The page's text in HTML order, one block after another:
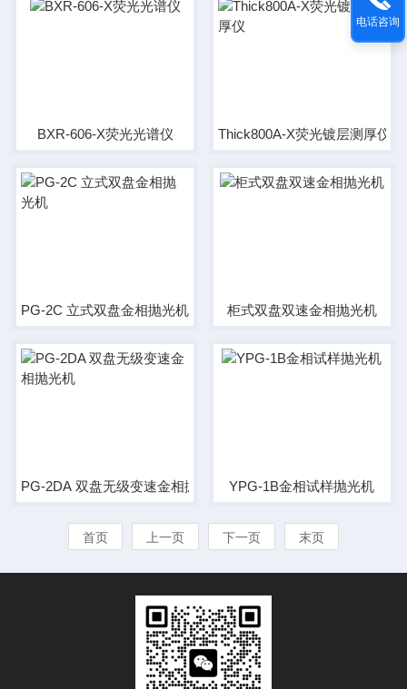
BXR-606-X荧光光谱仪 Thick800A-X荧光镀层测厚仪
PG-2C 立式双盘金相抛光机 柜式双盘双速金相抛光机
PG-2DA 双盘无级变速金相抛光机 YPG-1B金相试样抛光机
首页 上一页 下一页 末页
电话咨询